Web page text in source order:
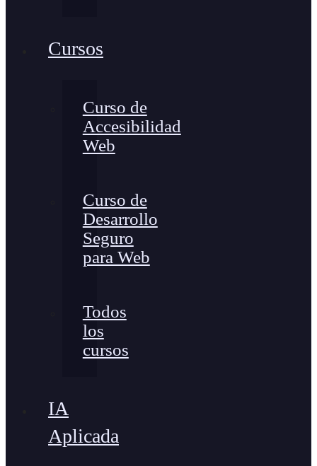
Cursos
Curso de
Accesibilidad
Web
Curso de
Desarrollo
Seguro
para Web
Todos
los
cursos
IA
Aplicada